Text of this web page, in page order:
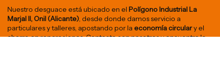
Nuestro desguace está ubicado en el Polígono Industrial La
Marjal II, Onil (Alicante), desde donde damos servicio a
particulares y talleres, apostando por la economía circulary el
ahorro en reparaciones. Contacta con nosotros y encuentra la